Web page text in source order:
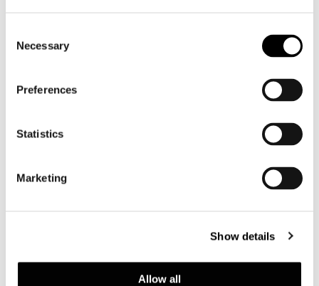
Selection
Necessary
Preferences
Statistics
Marketing
Show details
Allow all